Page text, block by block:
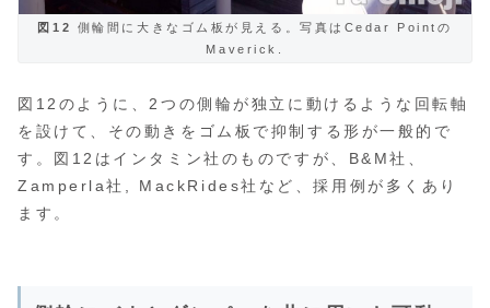
図12
側輪間に大きなゴム板が見える。写真はCedar Pointの
Maverick.
図12のように、2つの側輪が独立に動けるような回転軸
を設けて、その動きをゴム板で抑制する形が一般的で
す。図12はインタミン社のものですが、B&M社、
Zamperla社, MackRides社など、採用例が多くあり
ます。